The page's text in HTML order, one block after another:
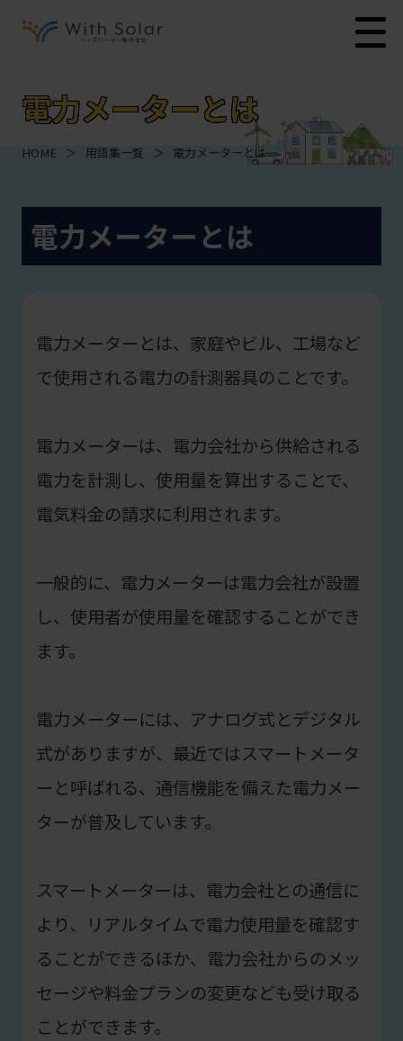
電力メーターとは
HOME ＞ 用語集一覧 ＞ 電力メーターとは
電力メーターとは
電力メーターとは、家庭やビル、工場など
で使用される電力の計測器具のことです。
電力メーターは、電力会社から供給される
電力を計測し、使用量を算出することで、
電気料金の請求に利用されます。
一般的に、電力メーターは電力会社が設置
し、使用者が使用量を確認することができ
ます。
電力メーターには、アナログ式とデジタル
式がありますが、最近ではスマートメータ
ーと呼ばれる、通信機能を備えた電力メー
ターが普及しています。
スマートメーターは、電力会社との通信に
より、リアルタイムで電力使用量を確認す
ることができるほか、電力会社からのメッ
セージや料金プランの変更なども受け取る
ことができます。